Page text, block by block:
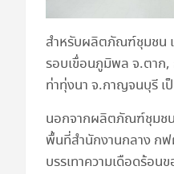
สำหรับผลิตภัณฑ์ชุมชน
รอบเขื่อนภูมิพล จ.ตาก,
ท่าทุ่งนา จ.กาญจนบุรี เ
นอกจากผลิตภัณฑ์ชุมชน
พื้นที่สำนักงานกลาง กฟ
บรรเทาความเดือดร้อน